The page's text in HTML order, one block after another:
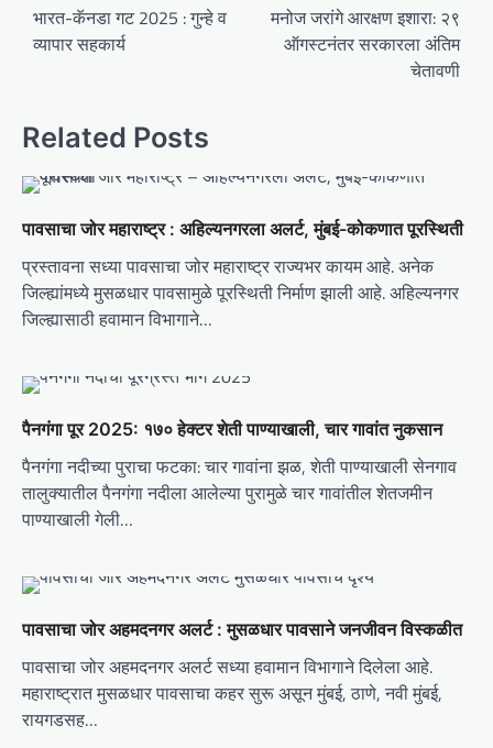
n
a
v
i
g
a
t
o
n
भारत-कॅनडा गट 2025 : गुन्हे व
व्यापार सहकार्य
मनोज जरांगे आरक्षण इशारा: २९
ऑगस्टनंतर सरकारला अंतिम
चेतावणी
Related Posts
पावसाचा जोर महाराष्ट्र : अहिल्यनगरला अलर्ट, मुंबई-कोकणात पूरस्थिती
प्रस्तावना सध्या पावसाचा जोर महाराष्ट्र राज्यभर कायम आहे. अनेक
जिल्ह्यांमध्ये मुसळधार पावसामुळे पूरस्थिती निर्माण झाली आहे. अहिल्यनगर
जिल्ह्यासाठी हवामान विभागाने…
पैनगंगा पूर 2025: १७० हेक्टर शेती पाण्याखाली, चार गावांत नुकसान
पैनगंगा नदीच्या पुराचा फटका: चार गावांना झळ, शेती पाण्याखाली सेनगाव
तालुक्यातील पैनगंगा नदीला आलेल्या पुरामुळे चार गावांतील शेतजमीन
पाण्याखाली गेली…
पावसाचा जोर अहमदनगर अलर्ट : मुसळधार पावसाने जनजीवन विस्कळीत
पावसाचा जोर अहमदनगर अलर्ट सध्या हवामान विभागाने दिलेला आहे.
महाराष्ट्रात मुसळधार पावसाचा कहर सुरू असून मुंबई, ठाणे, नवी मुंबई,
रायगडसह…